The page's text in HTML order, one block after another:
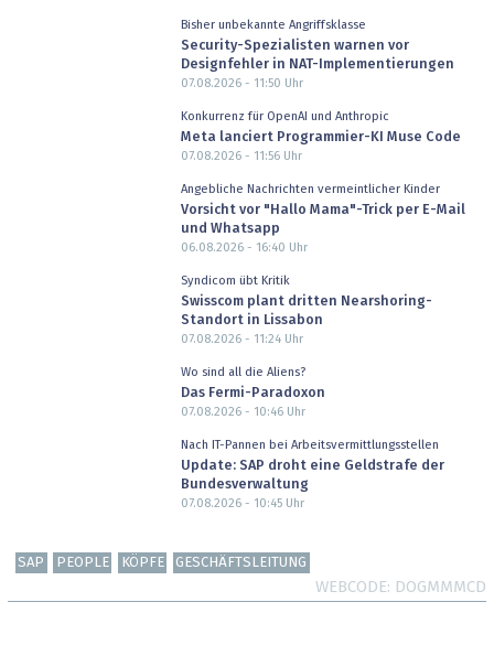
Bisher unbekannte Angriffsklasse
Security-Spezialisten warnen vor
Designfehler in NAT-Implementierungen
07.08.2026 - 11:50 Uhr
Konkurrenz für OpenAI und Anthropic
Meta lanciert Programmier-KI Muse Code
07.08.2026 - 11:56Uhr
Angebliche Nachrichten vermeintlicher Kinder
Vorsicht vor "Hallo Mama"-Trick per E-Mail
und Whatsapp
06.08.2026 - 16:40 Uhr
Syndicom übt Kritik
Swisscom plant dritten Nearshoring-
Standort in Lissabon
07.08.2026 - 11:24Uhr
Wo sind all die Aliens?
Das Fermi-Paradoxon
07.08.2026 - 10:46Uhr
Nach IT-Pannen bei Arbeitsvermittlungsstellen
Update: SAP droht eine Geldstrafe der
Bundesverwaltung
07.08.2026 - 10:45Uhr
SAP PEOPLE KÖPFE GESCHÄFTSLEITUNG
WEBCODE DOGMMMCD